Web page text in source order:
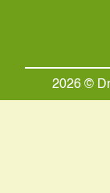
2026 ©